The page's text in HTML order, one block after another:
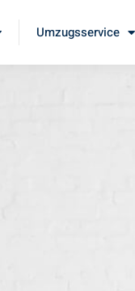
Umzugsservice